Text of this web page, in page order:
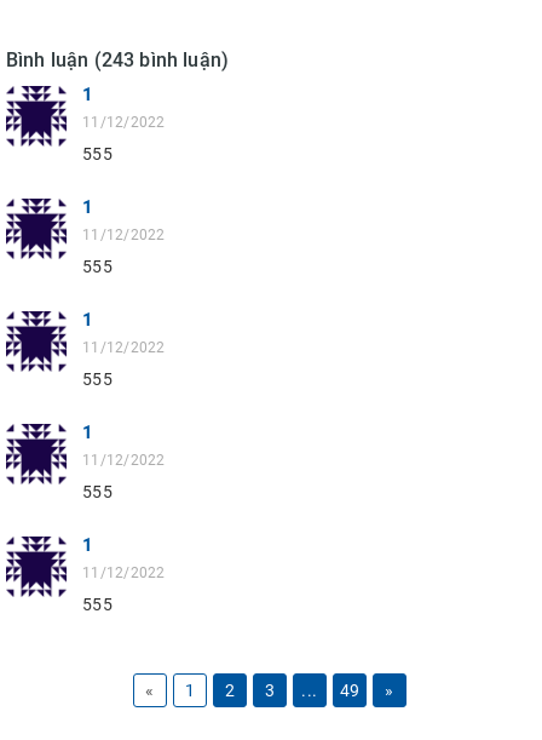
Bình luận (243 bình luận)
1
11/12/2022
555
1
11/12/2022
555
1
11/12/2022
555
1
11/12/2022
555
1
11/12/2022
555
« 1 2 3 ... 49 »